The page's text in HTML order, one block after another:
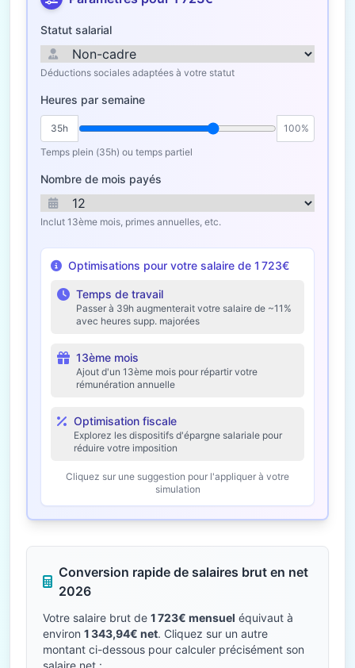
Statut salarial
Déductions sociales adaptées à votre statut
Heures par semaine
35h
100%
Temps plein (35h) ou temps partiel
Nombre de mois payés
Inclut 13ème mois, primes annuelles, etc.
Optimisations pour votre salaire de 1 723€
Temps de travail
Passer à 39h augmenterait votre salaire de ~11%
avec heures supp. majorées
13ème mois
Ajout d'un 13ème mois pour répartir votre
rémunération annuelle
Optimisation fiscale
Explorez les dispositifs d'épargne salariale pour
réduire votre imposition
Cliquez sur une suggestion pour l'appliquer à votre
simulation
Conversion rapide de salaires brut en net
2026
Votre salaire brut de 1 723€ mensuel équivaut à
environ 1 343,94€ net. Cliquez sur un autre
montant ci-dessous pour calculer précisément son
salaire net :